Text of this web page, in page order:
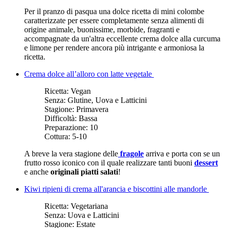
Per il pranzo di pasqua una dolce ricetta di mini colombe
caratterizzate per essere completamente senza alimenti di
origine animale, buonissime, morbide, fragranti e
accompagnate da un'altra eccellente crema dolce alla curcuma
e limone per rendere ancora più intrigante e armoniosa la
ricetta.
Crema dolce all’alloro con latte vegetale
Ricetta: Vegan
Senza: Glutine, Uova e Latticini
Stagione: Primavera
Difficoltà: Bassa
Preparazione: 10
Cottura: 5-10
A breve la vera stagione delle fragole arriva e porta con se un
frutto rosso iconico con il quale realizzare tanti buoni dessert
e anche originali piatti salati!
Kiwi ripieni di crema all'arancia e biscottini alle mandorle
Ricetta: Vegetariana
Senza: Uova e Latticini
Stagione: Estate